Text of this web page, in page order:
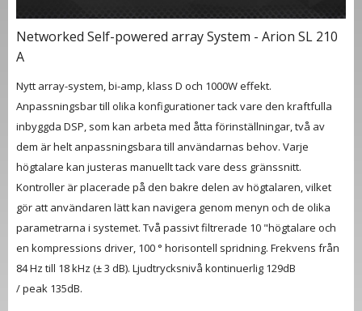
Networked Self-powered array System - Arion SL 210
A
Nytt array-system, bi-amp, klass D och 1000W effekt.
Anpassningsbar till olika konfigurationer tack vare den kraftfulla
inbyggda DSP, som kan arbeta med åtta förinställningar, två av
dem är helt anpassningsbara till användarnas behov. Varje
högtalare kan justeras manuellt tack vare dess gränssnitt.
Kontroller är placerade på den bakre delen av högtalaren, vilket
gör att användaren lätt kan navigera genom menyn och de olika
parametrarna i systemet. Två passivt filtrerade 10 "högtalare och
en kompressions driver, 100 ° horisontell spridning. Frekvens från
84 Hz till 18 kHz (± 3 dB). Ljudtrycksnivå kontinuerlig 129dB
/peak 135dB.